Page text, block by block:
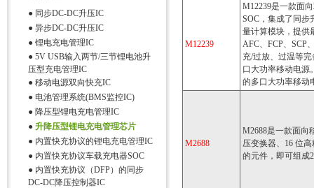
● 同步DC-DC升压IC
● 异步DC-DC升压IC
● 锂电充电管理IC
● 5V USB输入两节/三节锂电池升
压型充电管理IC
● 移动电源双向快充IC
● 电池管理系统(BMS监控IC)
● 降压型锂电充电管理IC
● 升降压型锂电充电管理芯片
● 内置快充协议的锂电充电管理IC
● 内置快充协议车载充电器SOC
● 内置快充协议（DFP）的同步
DC-DC降压控制器IC
M12239
M12239是一款面
SOC，集成了同步
量计算模块，提供
AFC、FCP、SCP
充/过放、过温等
口大功率移动电源
的多口大功率移动
M2688
M2688是一款面向
压变换器、16 位
的元件，即可组成